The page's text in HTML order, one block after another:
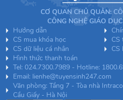
CƠ QUAN CHỦ QUẢN:
CÔNG NGHỆ GIÁO
Hướng dẫn
CS mua khóa học
CS
CS dữ liệu cá nhân
CS
Hình thức thanh toán
Tel: 024.7300.7989 - Hotline:
Email: lienhe@tuyensinh247.com
Văn phòng: Tầng 7 - Tòa nhà
Cầu Giấy - Hà Nội